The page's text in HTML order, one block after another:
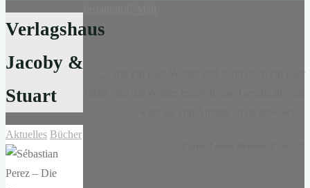
Verlagshaus
Jacoby &
Stuart
Aktuelles Bücher